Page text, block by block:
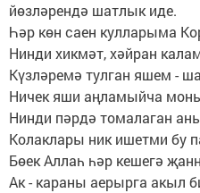
йөзләрендә шатлык иде.
Һәр көн саен кулларыма
Нинди хикмәт, хәйран
Күзләремә тулган яшем -
Ничек яши аңламыйча
Нинди пәрдә томалаган
Колаклары ник ишетми бу
Бөек Аллаһ һәр кешегә
Ак - караны аерырга акыл